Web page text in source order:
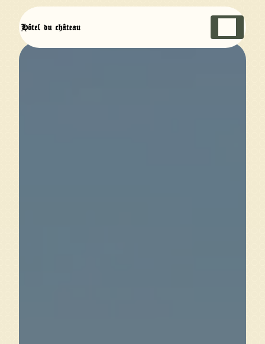
Panneau de gestion des cookies